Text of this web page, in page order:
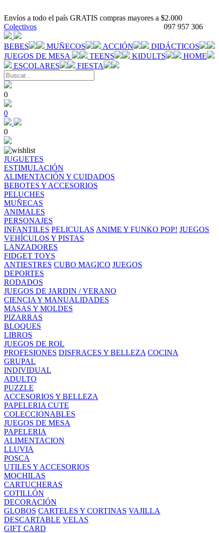
Envíos a todo el país GRATIS compras mayores a $2.000
097 957 306
Colectivos
BEBES MUÑECOS ACCIÓN
DIDÁCTICOS
JUEGOS DE MESA
TEENS KIDULTS
HOME
ESCOLARES
FIESTA
0
0
0
JUGUETES
ESTIMULACIÓN
ALIMENTACIÓN Y CUIDADOS
BEBOTES Y ACCESORIOS
PELUCHES
MUÑECAS
ANIMALES
PERSONAJES
INFANTILES PELICULAS ANIME Y FUNKO POP! JUEGOS
VEHÍCULOS Y PISTAS
LANZADORES
FIDGET TOYS
ANTIESTRES CUBO MAGICO JUEGOS
DEPORTES
RODADOS
JUEGOS DE JARDIN / VERANO
CIENCIA Y MANUALIDADES
MASAS Y MOLDES
PIZARRAS
BLOQUES
LIBROS
JUEGOS DE ROL
PROFESIONES DISFRACES Y BELLEZA COCINA
GRUPAL
INDIVIDUAL
ADULTO
PUZZLE
ACCESORIOS Y BELLEZA
PAPELERIA CUTE
COLECCIONABLES
JUEGOS DE MESA
PAPELERIA
ALIMENTACION
LLUVIA
POSCA
UTILES Y ACCESORIOS
MOCHILAS
CARTUCHERAS
COTILLÓN
DECORACIÓN
GLOBOS CARTELES Y CORTINAS VAJILLA
DESCARTABLE VELAS
GIFT CARD